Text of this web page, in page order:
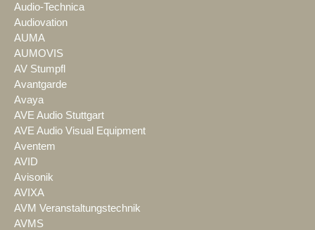
Audio-Technica
Audiovation
AUMA
AUMOVIS
AV Stumpfl
Avantgarde
Avaya
AVE Audio Stuttgart
AVE Audio Visual Equipment
Aventem
AVID
Avisonik
AVIXA
AVM Veranstaltungstechnik
AVMS